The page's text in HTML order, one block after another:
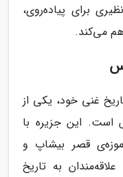
برای پیاده‌روی،
می‌کند.
غنی خود، یکی از
است. این جزیره با
قصر بیشاپ و
به تاریخ